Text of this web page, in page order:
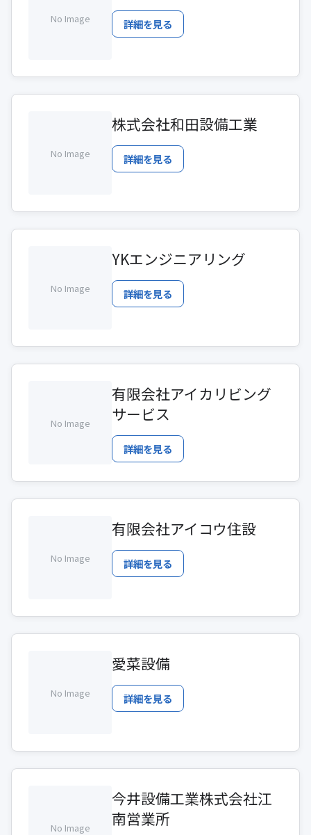
No Image 詳細を見る
No Image
株式会社和田設備工業
詳細を見る
No Image
YKエンジニアリング
詳細を見る
No Image
有限会社アイカリビング
サービス
詳細を見る
No Image
有限会社アイコウ住設
詳細を見る
No Image
愛菜設備
詳細を見る
No Image
今井設備工業株式会社江
南営業所